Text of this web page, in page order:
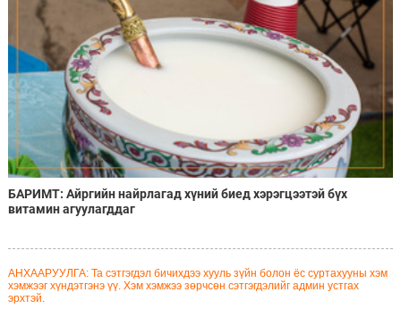
БАРИМТ: Айргийн найрлагад хүний биед хэрэгцээтэй бүх
витамин агуулагддаг
АНХААРУУЛГА: Та сэтгэгдэл бичихдээ хууль зүйн болон ёс суртахууны хэм
хэмжээг хүндэтгэнэ үү. Хэм хэмжээ зөрчсөн сэтгэгдэлийг админ устгах
эрхтэй.